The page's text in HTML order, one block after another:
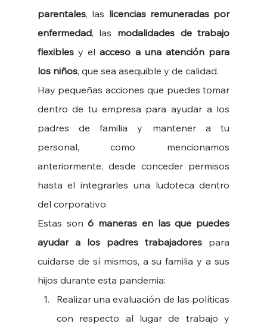
parentales, las licencias remuneradas por
enfermedad, las modalidades de trabajo
flexibles y el acceso a una atención para
los niños, que sea asequible y de calidad.
Hay pequeñas acciones que puedes tomar
dentro de tu empresa para ayudar a los
padres de familia y mantener a tu
personal, como mencionamos
anteriormente, desde conceder permisos
hasta el integrarles una ludoteca dentro
del corporativo.
Estas son 6 maneras en las que puedes
ayudar a los padres trabajadores para
cuidarse de sí mismos, a su familia y a sus
hijos durante esta pandemia:
Realizar una evaluación de las políticas
con respecto al lugar de trabajo y